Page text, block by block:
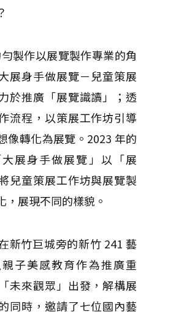
製作以展覽製作專業的角
展身手做展覽－兒童策展
於推廣「展覽識讀」；透
流程，以策展工作坊引導
像轉化為展覽。2023 年的
展身手做展覽」以「展
兒童策展工作坊與展覽製
，展現不同的樣貌。
新竹巨城旁的新竹 241 藝
子美感教育作為推廣重
未來觀眾」出發，解構展
同時，邀請了七位國內藝